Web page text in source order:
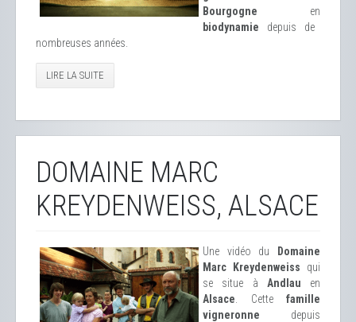
Bourgogne en
biodynamie depuis de
nombreuses années.
LIRE LA SUITE
DOMAINE MARC
KREYDENWEISS, ALSACE
Une vidéo du
Domaine
Marc Kreydenweiss qui
se situe à Andlau en
Alsace . Cette famille
vigneronne depuis